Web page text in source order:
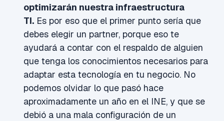
optimizarán nuestra infraestructura
TI. Es por eso que el primer punto sería que
debes elegir un partner, porque eso te
ayudará a contar con el respaldo de alguien
que tenga los conocimientos necesarios para
adaptar esta tecnología en tu negocio. No
podemos olvidar lo que pasó hace
aproximadamente un año en el INE, y que se
debió a una mala configuración de un